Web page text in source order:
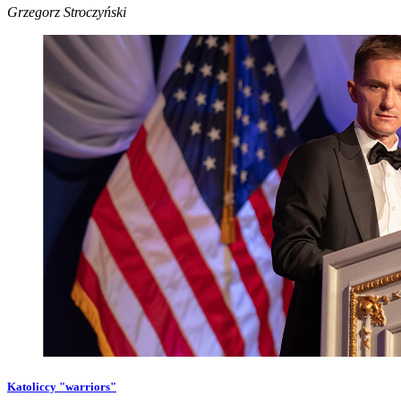
Grzegorz Stroczyński
Katoliccy "warriors"